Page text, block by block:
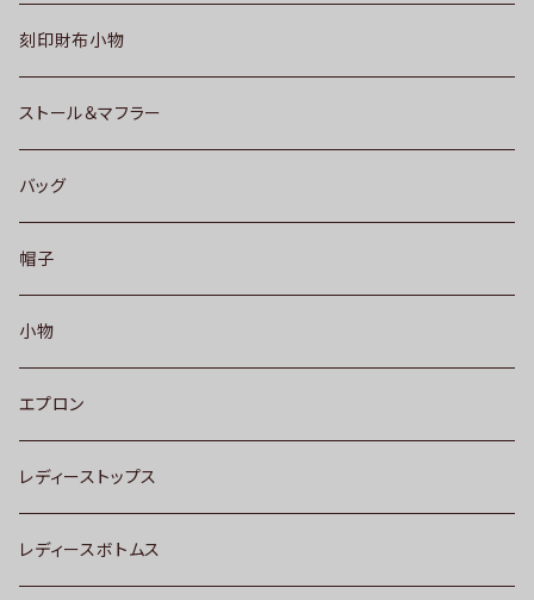
刻印財布小物
ストール＆マフラー
バッグ
帽子
小物
エプロン
レディーストップス
レディースボトムス